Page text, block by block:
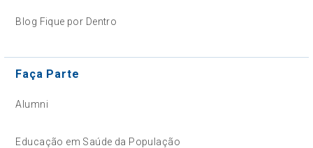
Blog Fique por Dentro
Faça Parte
Alumni
Educação em Saúde da População